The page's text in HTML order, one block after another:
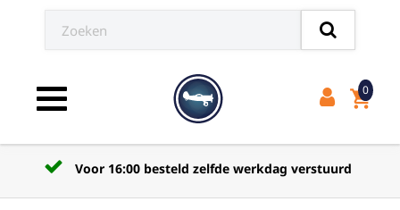
Toggle navigation shopping_cart
0
Voor 16:00 besteld zelfde werkdag verstuurd